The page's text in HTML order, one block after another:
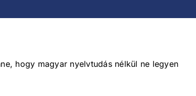
hogy magyar nyelvtudás nélkül ne legyen